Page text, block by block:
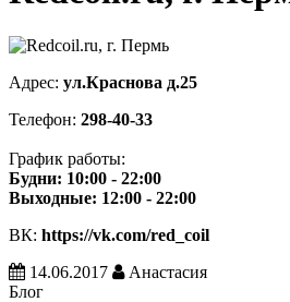
Адрес: ул.Краснова д.25
Телефон: 298-40-33
График работы:
Будни: 10:00 - 22:00
Выходные: 12:00 - 22:00
ВК: https://vk.com/red_coil
14.06.2017
Анастасия
Блог